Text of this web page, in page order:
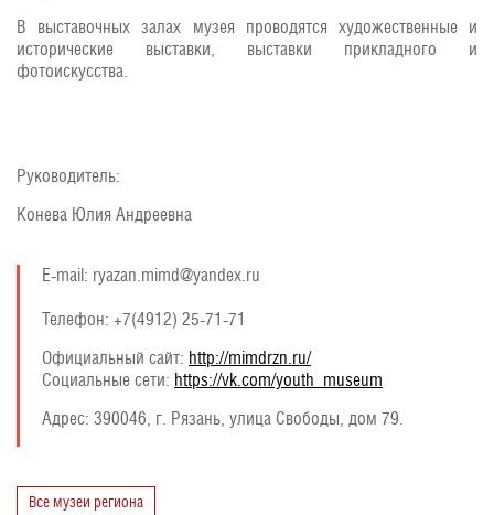
В выставочных залах музея проводятся художественные и
исторические выставки, выставки прикладного и
фотоискусства.
Руководитель:
Конева Юлия Андреевна
E-mail: ryazan.mimd@yandex.ru
Телефон: +7(4912) 25-71-71
Официальный сайт: http://mimdrzn.ru/
Социальные сети: https://vk.com/youth_museum
Адрес: 390046, г. Рязань, улица Свободы, дом 79.
Все музеи региона